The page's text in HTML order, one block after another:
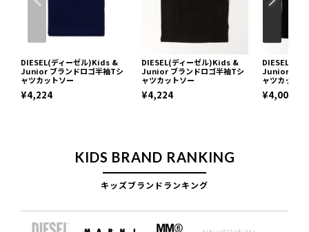
DIESEL(ディーゼル)Kids &
Junior ブランドロゴ半袖Tシ
ャツカットソー
¥4,224
DIESEL(ディーゼル)Kids &
Junior ブランドロゴ半袖Tシ
ャツカットソー
¥4,224
DIESEL(デ
Junior ブラ
ャツカット
¥4,004
KIDS BRAND RANKING
キッズブランドランキング